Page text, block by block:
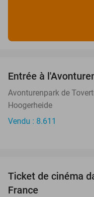
Entrée à
Avonturenpark de
Hoogerheide
Vendu : 8.611
Ticket de cinéma
France